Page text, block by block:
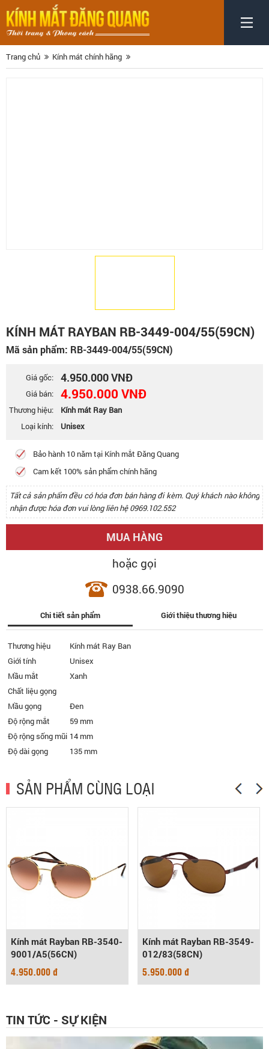
Trang chủ Kính mát chính hãng
KÍNH MÁT RAYBAN RB-3449-004/55(59CN)
Mã sản phẩm: RB-3449-004/55(59CN)
Giá gốc: 4.950.000 VNĐ
Giá bán: 4.950.000 VNĐ
Thương hiệu:
Kính mát Ray Ban
Loại kính:
Unisex
Bảo hành 10 năm tại Kính mắt Đăng Quang
Cam kết 100% sản phẩm chính hãng
Tất cả sản phẩm đều có hóa đơn bán hàng đi kèm. Quý khách nào không
nhận được hóa đơn vui lòng liên hệ 0969.102.552
MUA HÀNG
hoặc gọi
0938.66.9090
Chi tiết sản phẩm Giới thiệu thương hiệu
Thương hiệu
Kính mát Ray Ban
Giới tính
Unisex
Mầu mắt
Xanh
Chất liệu gọng
Mầu gọng
Đen
Độ rộng mắt
59 mm
Độ rộng sống mũi 14 mm
Độ dài gọng
135 mm
SẢN PHẨM CÙNG LOẠI
Kính mát Rayban RB-3540-
9001/A5(56CN)
4.950.000 đ
Kính mát Rayban RB-3549-
012/83(58CN)
5.950.000 đ
TIN TỨC - SỰ KIỆN